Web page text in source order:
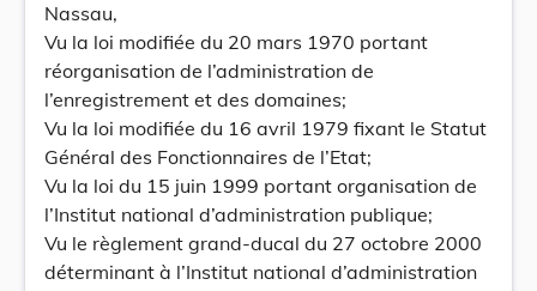
Nassau,
Vu la loi modifiée du 20 mars 1970 portant
réorganisation de l’administration de
l’enregistrement et des domaines;
Vu la loi modifiée du 16 avril 1979 fixant le Statut
Général des Fonctionnaires de l’Etat;
Vu la loi du 15 juin 1999 portant organisation de
l’Institut national d’administration publique;
Vu le règlement grand-ducal du 27 octobre 2000
déterminant à l’Institut national d’administration